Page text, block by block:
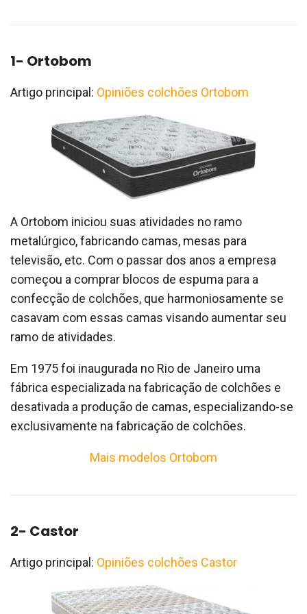
1- Ortobom
Artigo principal: Opiniões colchões Ortobom
A Ortobom iniciou suas atividades no ramo
metalúrgico, fabricando camas, mesas para
televisão, etc. Com o passar dos anos a empresa
começou a comprar blocos de espuma para a
confecção de colchões, que harmoniosamente se
casavam com essas camas visando aumentar seu
ramo de atividades.
Em 1975 foi inaugurada no Rio de Janeiro uma
fábrica especializada na fabricação de colchões e
desativada a produção de camas, especializando-se
exclusivamente na fabricação de colchões.
Mais modelos Ortobom
2- Castor
Artigo principal: Opiniões colchões Castor